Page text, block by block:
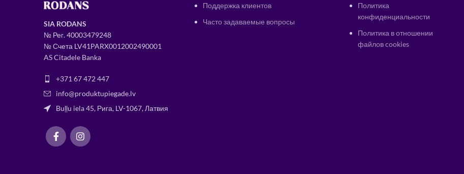
SIA RODANS
№ Рег.40003479248
№ Счета LV41PARX0012002490001
AS Citadele Banka
+371 67 472 447
info@produktupiegade.lv
Buļļu iela 45, Рига, LV-1067, Латвия
Поддержка клиентов
Часто задаваемые вопросы
Политика
конфиденциальности
Политика в отношении
файлов cookies